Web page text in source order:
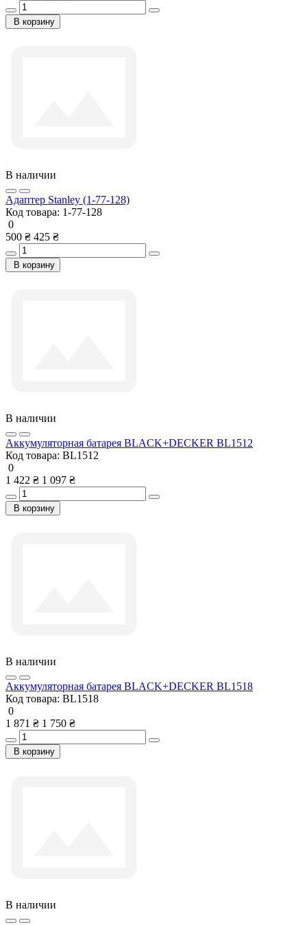
В корзину
В наличии
Адаптер Stanley (1-77-128)
Код товара: 1-77-128
0
500 ₴ 425 ₴
В корзину
В наличии
Аккумуляторная батарея BLACK+DECKER BL1512
Код товара: BL1512
0
1 422 ₴ 1 097 ₴
В корзину
В наличии
Аккумуляторная батарея BLACK+DECKER BL1518
Код товара: BL1518
0
1 871 ₴ 1 750 ₴
В корзину
В наличии